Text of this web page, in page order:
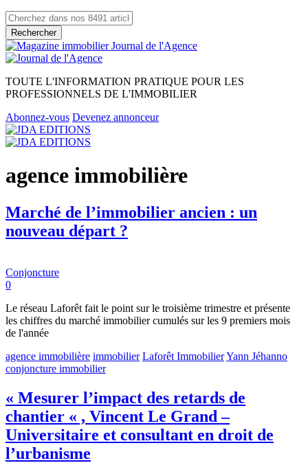
Rechercher
TOUTE L'INFORMATION PRATIQUE POUR LES
PROFESSIONNELS DE L'IMMOBILIER
Abonnez-vous Devenez annonceur
agence immobilière
Marché de l’immobilier ancien : un
nouveau départ ?
Conjoncture
0
Le réseau Laforêt fait le point sur le troisième trimestre et présente
les chiffres du marché immobilier cumulés sur les 9 premiers mois
de l'année
agence immobilière immobilier Laforêt ImmobilierYann Jéhanno
conjoncture immobilier
« Mesurer l’impact des retards de
chantier « , Vincent Le Grand –
Universitaire et consultant en droit de
l’urbanisme